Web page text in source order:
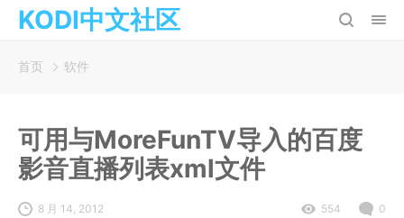
KODI中文社区
首页 软件
可用与MoreFunTV导入的百度
影音直播列表xml文件
8 月 14, 2012 554 0